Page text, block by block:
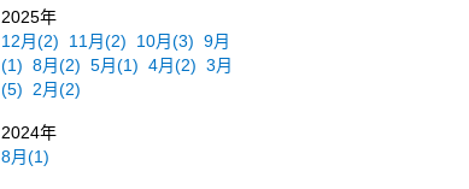
2025年
12月(2) 11月(2) 10月(3) 9月
(1) 8月(2) 5月(1) 4月(2) 3月
(5)
2月(2)
2024年
8月(1)